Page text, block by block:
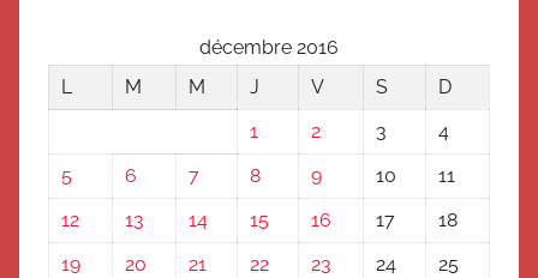
décembre 2016
L
M M J V S
D
1
2 3
4
5
6 7 8 9 10
11
12
13 14 15 16 17
18
19
20 21 22 23 24
25